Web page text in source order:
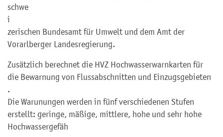
schwe
i
zerischen Bundesamt für Umwelt und dem Amt der
Vorarlberger Landesregierung.
Zusätzlich berechnet die HVZ Hochwasserwarnkarten für
die Bewarnung von Flussabschnitten und Einzugsgebieten
.
Die Warunungen werden in fünf verschiedenen Stufen
erstellt: geringe, mäßige, mittlere, hohe und sehr hohe
Hochwassergefäh